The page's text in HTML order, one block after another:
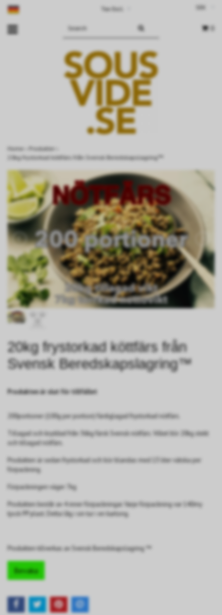
Tax Excl. SEK
0
Home Produkter
20kg frystorkad köttfärs från Svensk Beredskapslagring™
20kg frystorkad köttfärs från
Svensk Beredskapslagring™
Produkten är slut för tillfället
200portioner (100g per portion) färdiglagad frystorkad nötfärs.
Tillagad och kryddad från 36kg färsk Svensk nötfärs. Vilket blir 20kg stekt
och tillagad nötfärs.
Produkten är sedan frystorkad och bör blandas med 13 liter vätska per
förpackning.
Förpackningen väger 7kg
Produkten består av 4 inner förpackningar. Varje förpackning var 140my
tjock PP plast. Detta låg i sin tur i en kartong.
Produkten tillverkas av Svensk Beredskapslagring ™
Bevaka